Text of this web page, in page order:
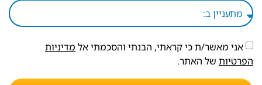
אני מאשר/ת כי קראתי, הבנתי והסכמתי אל מדיניות
הפרטיות של האתר.